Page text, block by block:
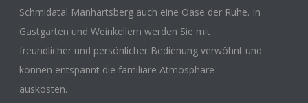
Schmidatal Manhartsberg auch eine Oase der Ruhe. In
Gastgärten und Weinkellern werden Sie mit
freundlicher und persönlicher Bedienung verwöhnt und
können entspannt die familiäre Atmosphäre
auskosten.